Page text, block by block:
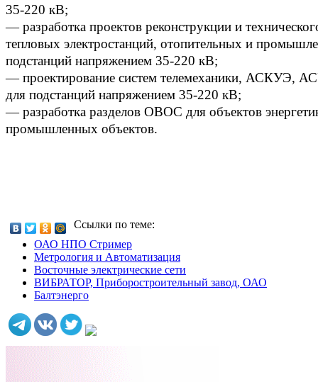
35-220 кВ;
— разработка проектов реконструкции и
тепловых электростанций, отопительных и
подстанций напряжением 35-220 кВ;
— проектирование систем телемеханики, АСКУЭ,
для подстанций напряжением 35-220 кВ;
— разработка разделов ОВОС для объектов
промышленных объектов.
Ссылки по теме:
ОАО НПО Стример
Метрология и Автоматизация
Восточные электрические сети
ВИБРАТОР, Приборостроительный завод, ОАО
Балтэнерго